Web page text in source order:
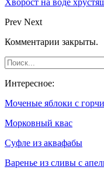
Хворост на воде
Prev Next
Комментарии закрыты.
Интересное:
Моченые яблоки с
Морковный квас
Суфле из аквафабы
Варенье из сливы с